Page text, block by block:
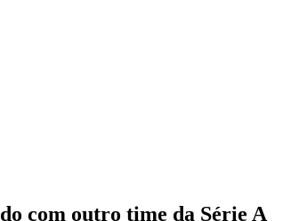
com outro time da Série A